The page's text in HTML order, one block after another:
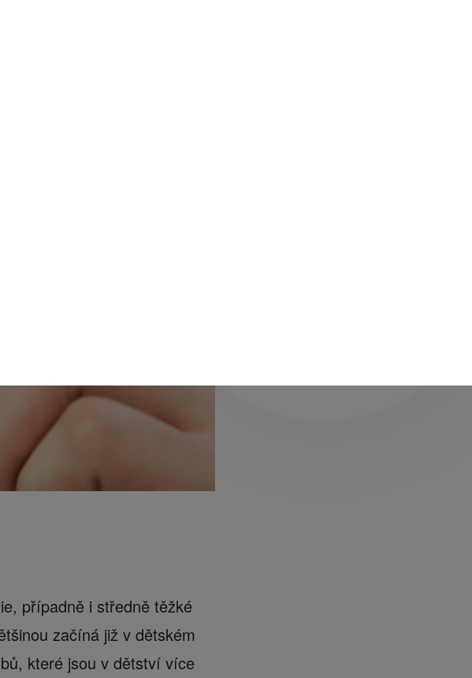
případně i středně těžké
začíná již v dětském
které jsou v dětství více